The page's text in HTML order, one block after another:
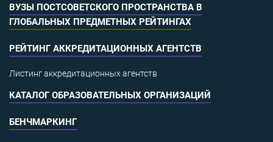
ВУЗЫ ПОСТСОВЕТСКОГО ПРОСТРАНСТВА В
ГЛОБАЛЬНЫХ ПРЕДМЕТНЫХ РЕЙТИНГАХ
РЕЙТИНГ АККРЕДИТАЦИОННЫХ АГЕНТСТВ
Листинг аккредитационных агентств
КАТАЛОГ ОБРАЗОВАТЕЛЬНЫХ ОРГАНИЗАЦИЙ
БЕНЧМАРКИНГ